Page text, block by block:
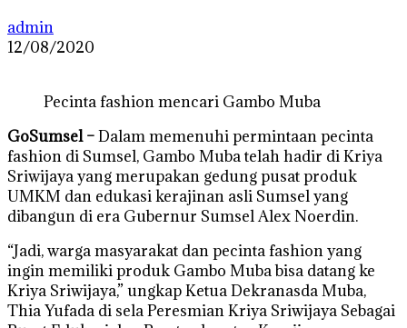
admin
12/08/2020
Pecinta fashion mencari Gambo Muba
GoSumsel –Dalam memenuhi permintaan pecinta
fashion di Sumsel, Gambo Muba telah hadir di Kriya
Sriwijaya yang merupakan gedung pusat produk
UMKM dan edukasi kerajinan asli Sumsel yang
dibangun di era Gubernur Sumsel Alex Noerdin.
“Jadi, warga masyarakat dan pecinta fashion yang
ingin memiliki produk Gambo Muba bisa datang ke
Kriya Sriwijaya,” ungkap Ketua Dekranasda Muba,
Thia Yufada di sela Peresmian Kriya Sriwijaya Sebagai